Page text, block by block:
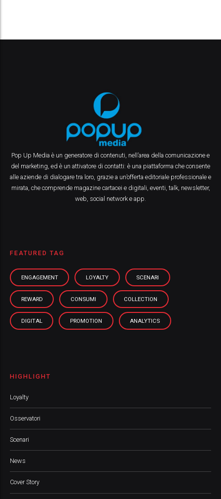
Pop Up Media è un generatore di contenuti, nell’area della comunicazione e
del marketing, ed è un attivatore di contatti: è una piattaforma che consente
alle aziende di dialogare tra loro, grazie a un’offerta editoriale professionale e
mirata, che comprende magazine cartacei e digitali, eventi, talk, newsletter,
web, social network e app.
FEATURED TAG
ENGAGEMENT LOYALTY SCENARI
REWARD CONSUMI COLLECTION
DIGITAL PROMOTION ANALYTICS
HIGHLIGHT
Loyalty
Osservatori
Scenari
News
Cover Story